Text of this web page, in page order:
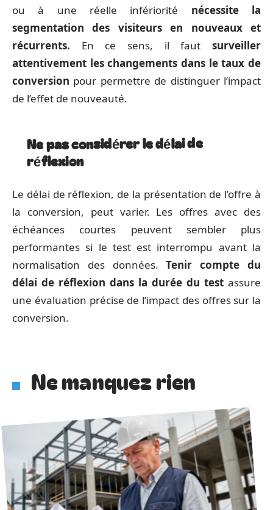
ou à une réelle infériorité nécessite la
segmentation des visiteurs en nouveaux et
récurrents. En ce sens, il faut surveiller
attentivement les changements dans le taux de
conversion pour permettre de distinguer l’impact
de l’effet de nouveauté.
Ne pas considérer le délai de
réflexion
Le délai de réflexion, de la présentation de l’offre à
la conversion, peut varier. Les offres avec des
échéances courtes peuvent sembler plus
performantes si le test est interrompu avant la
normalisation des données.Tenir compte du
délai de réflexion dans la durée du test assure
une évaluation précise de l’impact des offres sur la
conversion.
Ne manquez rien